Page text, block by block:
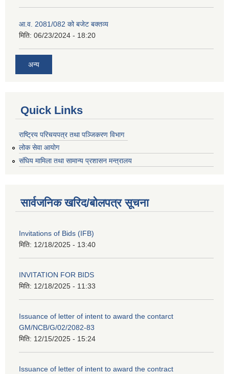
आ.व. 2081/082 को बजेट बक्तव्य
मिति: 06/23/2024 - 18:20
अन्य
Quick Links
राष्ट्रिय परिचयपत्र तथा पञ्जिकरण विभाग
लोक सेवा आयोग
संघिय मामिला तथा सामान्य प्रशासन मन्त्रालय
सार्वजनिक खरिद/बोलपत्र सूचना
Invitations of Bids (IFB)
मिति: 12/18/2025 - 13:40
INVITATION FOR BIDS
मिति: 12/18/2025 - 11:33
Issuance of letter of intent to award the contarct
GM/NCB/G/02/2082-83
मिति: 12/15/2025 - 15:24
Issuance of letter of intent to award the contract